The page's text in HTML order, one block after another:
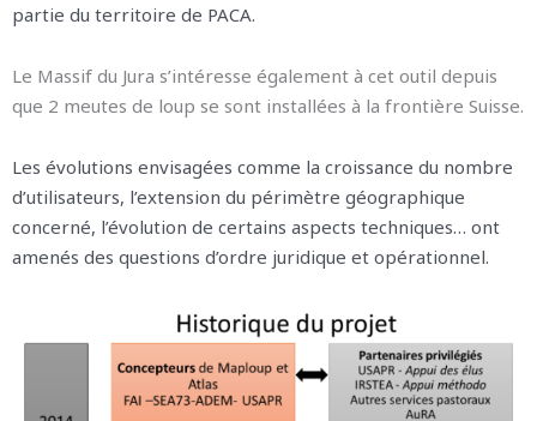
partie du territoire de PACA.
Le Massif du Jura s’intéresse également à cet outil depuis
que 2 meutes de loup se sont installées à la frontière Suisse.
Les évolutions envisagées comme la croissance du nombre
d’utilisateurs, l’extension du périmètre géographique
concerné, l’évolution de certains aspects techniques… ont
amenés des questions d’ordre juridique et opérationnel.